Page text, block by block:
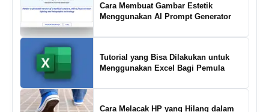
Cara Membuat Gambar Estetik
Menggunakan AI Prompt Generator
Tutorial yang Bisa Dilakukan untuk
Menggunakan Excel Bagi Pemula
Cara Melacak HP yang Hilang dalam